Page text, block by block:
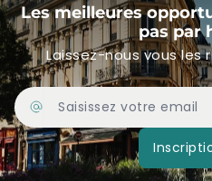
Les meilleures
pas par
Laissez-nous vous les
Adresse Email